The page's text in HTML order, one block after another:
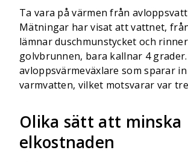
Ta vara på värmen från
Mätningar har visat att vattnet,
lämnar duschmunstycket och
golvbrunnen, bara kallnar 4
avloppsvärmeväxlare som sparar
varmvatten, vilket motsvarar var
Olika sätt att minska
elkostnaden